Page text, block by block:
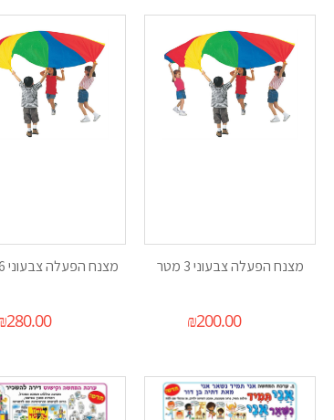
מצנח הפעלה צבעוני 3 מטר
₪200.00
מצנח הפעלה צבעוני 3.6 מטר
280.00